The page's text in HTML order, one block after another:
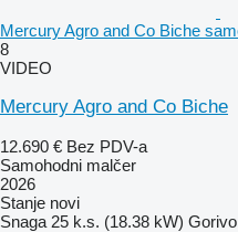
Mercury Agro and Co Biche
8
VIDEO
Mercury Agro and Co Biche
12.690 € Bez PDV-a
Samohodni malčer
2026
Stanje novi
Snaga 25 k.s. (18.38 kW) Gorivo